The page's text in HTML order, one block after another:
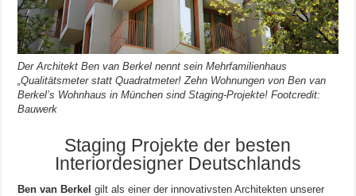
Der Architekt Ben van Berkel nennt sein Mehrfamilienhaus
„Qualitätsmeter statt Quadratmeter! Zehn Wohnungen von Ben van
Berkel’s Wohnhaus in München sind Staging-Projekte! Footcredit:
Bauwerk
Staging Projekte der besten
Interiordesigner Deutschlands
Ben van Berkel gilt als einer der innovativsten Architekten unserer